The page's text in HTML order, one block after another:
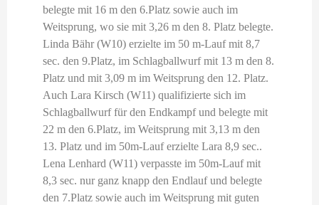
belegte mit 16 m den 6.Platz sowie auch im
Weitsprung, wo sie mit 3,26 m den 8. Platz belegte.
Linda Bähr (W10) erzielte im 50 m-Lauf mit 8,7
sec. den 9.Platz, im Schlagballwurf mit 13 m den 8.
Platz und mit 3,09 m im Weitsprung den 12. Platz.
Auch Lara Kirsch (W11) qualifizierte sich im
Schlagballwurf für den Endkampf und belegte mit
22 m den 6.Platz, im Weitsprung mit 3,13 m den
13. Platz und im 50m-Lauf erzielte Lara 8,9 sec..
Lena Lenhard (W11) verpasste im 50m-Lauf mit
8,3 sec. nur ganz knapp den Endlauf und belegte
den 7.Platz sowie auch im Weitsprung mit guten